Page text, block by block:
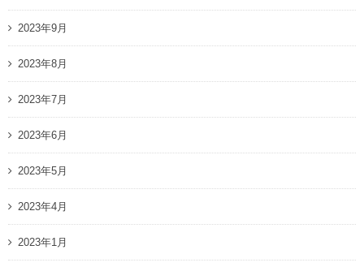
2023年9月
2023年8月
2023年7月
2023年6月
2023年5月
2023年4月
2023年1月